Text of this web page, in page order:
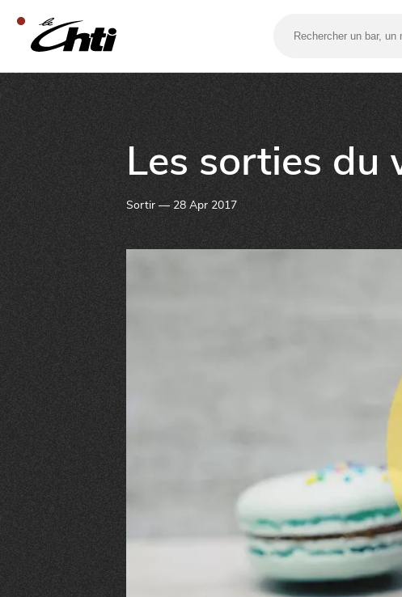
bar,
restaurant…
Les sorties du
Sortir — 28 Apr 2017